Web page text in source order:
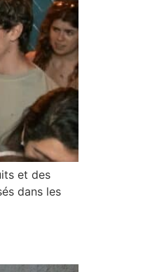
et des
dans les